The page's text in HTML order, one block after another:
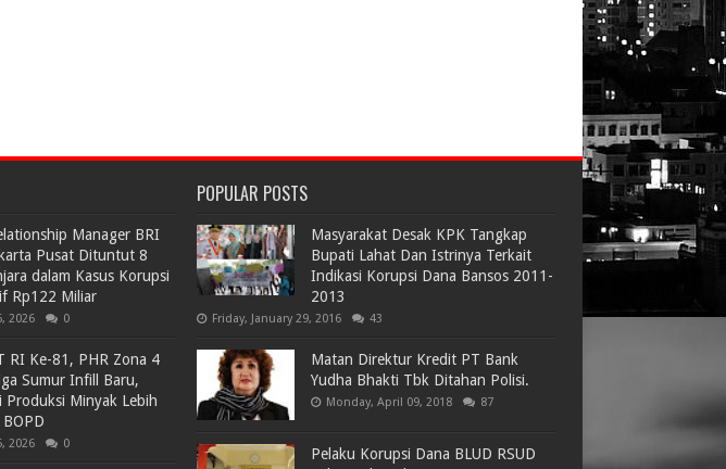
Manager BRI
Pusat Dituntut 8
dalam Kasus Korupsi
Rp122 Miliar
2026 0
RI Ke-81, PHR Zona 4
Sumur Infill Baru,
Produksi Minyak Lebih
2026 0
POPULAR POSTS
Masyarakat Desak KPK Tangkap
Bupati Lahat Dan Istrinya Terkait
Indikasi Korupsi Dana Bansos 2011-
2013
Friday, January 29, 2016 43
Matan Direktur Kredit PT Bank
Yudha Bhakti Tbk Ditahan Polisi.
Monday, April 09, 2018 87
Pelaku Korupsi Dana BLUD RSUD